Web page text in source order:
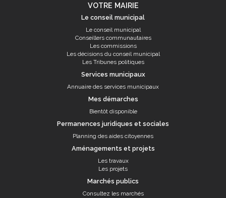
VOTRE MAIRIE
Le conseil municipal
Le conseil municipal
Conseillers communautaires
Les commissions
Les décisions du conseil municipal
Les Tribunes politiques
Services municipaux
Annuaire des services municipaux
Mes démarches
Bientôt disponible
Permanences juridiques et sociales
Planning des aides citoyennes
Aménagements et projets
Les travaux
Les projets
Marchés publics
Consultez les marchés